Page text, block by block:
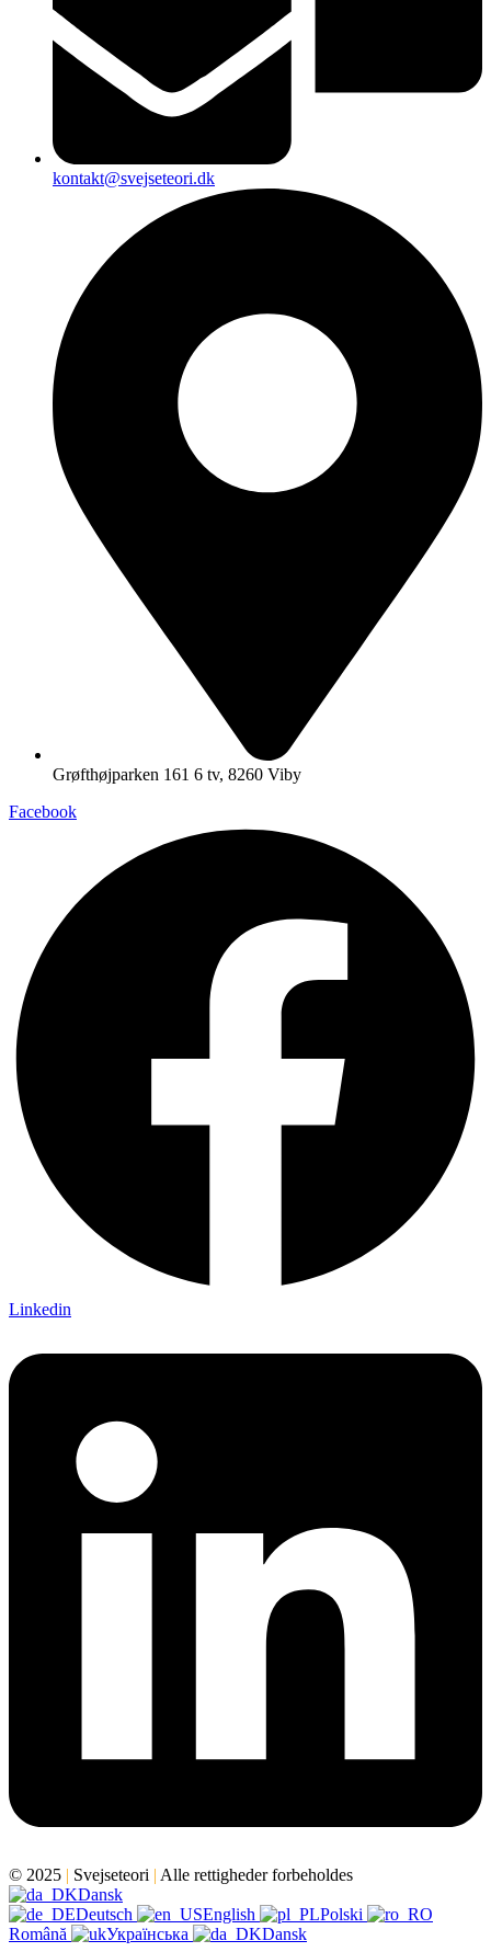
kontakt@svejseteori.dk
Grøfthøjparken 161 6 tv, 8260 Viby
Facebook
Linkedin
© 2025 | Svejseteori | Alle rettigheder forbeholdes
Dansk
Deutsch
English
Polski
Română
Українська Dansk